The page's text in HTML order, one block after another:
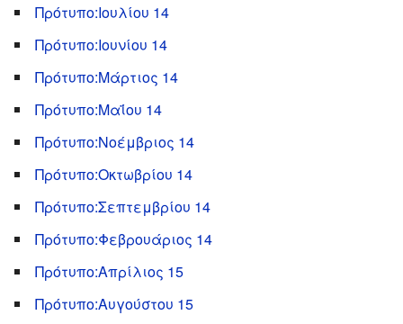
Πρότυπο:Ιουλίου 14
Πρότυπο:Ιουνίου 14
Πρότυπο:Μάρτιος 14
Πρότυπο:Μαΐου 14
Πρότυπο:Νοέμβριος 14
Πρότυπο:Οκτωβρίου 14
Πρότυπο:Σεπτεμβρίου 14
Πρότυπο:Φεβρουάριος 14
Πρότυπο:Απρίλιος 15
Πρότυπο:Αυγούστου 15